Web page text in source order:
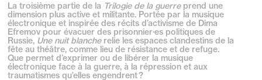
La troisième partie de la Trilogie de la guerreprend une
dimension plus active et militante. Portée par la musique
électronique et inspirée des récits d’activisme de Dima
Efremov pour évacuer des prisonnier·es politiques de
Russie, Une nuit blancherelie les espaces clandestins de la
fête au théâtre, comme lieu de résistance et de refuge.
Que permet d’exprimer ou de libérer la musique
électronique face à la guerre, à la répression et aux
traumatismes qu’elles engendrent ?